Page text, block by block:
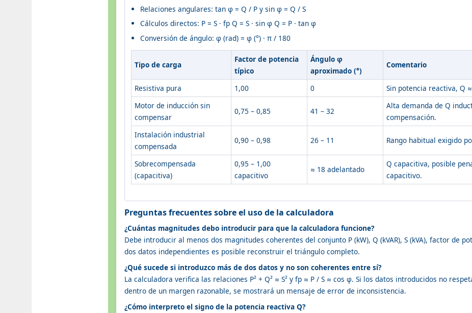
Relaciones angulares: tan φ = Q / P y sin φ = Q / S
Cálculos directos: P = S · fp Q = S · sin φ Q = P · tan φ
Conversión de ángulo: φ (rad) = φ (°) · π / 180
Tipo de carga
Factor de potencia
típico
Ángulo φ
aproximado (°)
Comentario
Resistiva pura 1,00 0
Sin potencia reactiva, Q ≈
Motor de inducción sin
compensar
0,75 – 0,85 41 – 32
Alta demanda de Q
compensación.
Instalación industrial
compensada
0,90 – 0,98 26 – 11 Rango habitual exigido
Sobrecompensada
(capacitiva)
0,95 – 1,00
capacitivo
≈ 18 adelantado
Q capacitiva, posible
capacitivo.
Preguntas frecuentes sobre el uso de la calculadora
¿Cuántas magnitudes debo introducir para que la calculadora funcione?
Debe introducir al menos dos magnitudes coherentes del conjunto P (kW), Q (kVAR), S (kVA), factor de
dos datos independientes es posible reconstruir el triángulo completo.
¿Qué sucede si introduzco más de dos datos y no son coherentes entre sí?
La calculadora verifica las relaciones P² + Q² ≈ S² y fp ≈ P / S ≈ cos φ. Si los datos introducidos no
dentro de un margen razonable, se mostrará un mensaje de error de inconsistencia.
¿Cómo interpreto el signo de la potencia reactiva Q?